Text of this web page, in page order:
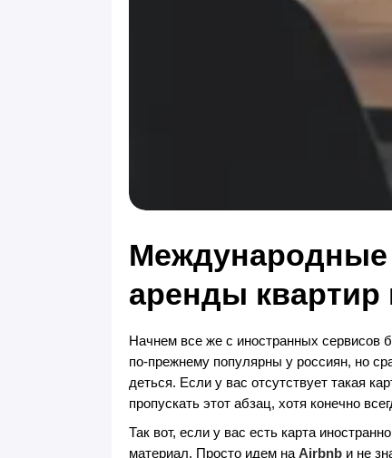
Международные
аренды квартир
Начнем все же с иностранных сервисов
по-прежнему популярны у россиян, но
деться. Если у вас отсутствует такая
пропускать этот абзац, хотя конечно
Так вот, если у вас есть карта
материал. Просто идем на Airbnbи не